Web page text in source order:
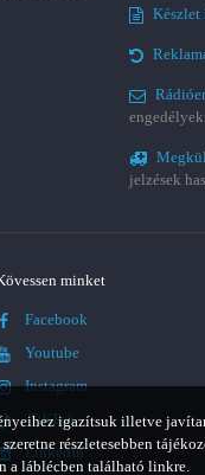
igazítsuk illetve
részletesebben
a láblécben található linkre.
Készlet
jelzések
minket
Facebook
Youtube
Instagram
TikTok
LinkedIn